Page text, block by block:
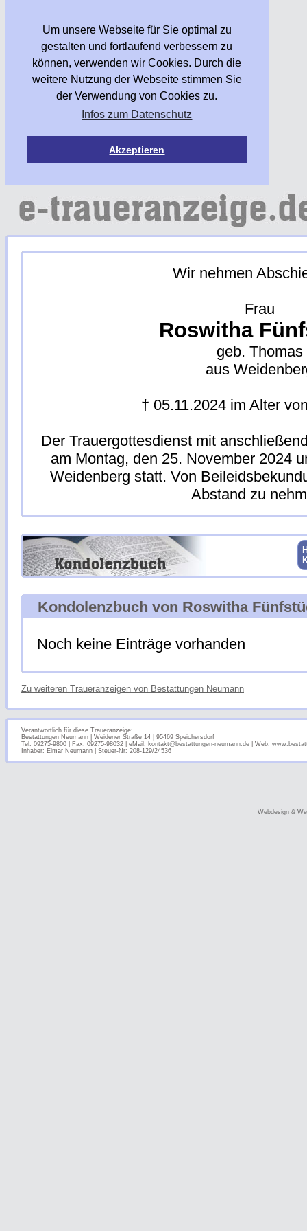
Um unsere Webseite für Sie optimal zu
gestalten und fortlaufend verbessern zu
können, verwenden wir Cookies. Durch die
weitere Nutzung der Webseite stimmen Sie
der Verwendung von Cookies zu.
Infos zum Datenschutz
Akzeptieren
Wir nehmen
Frau
Roswitha
geb. Thomas
aus
† 05.11.2024 im Alter
Der Trauergottesdienst mit
am Montag, den 25. November 2024
Weidenberg statt. Von
Abstand zu
Kondolenzbuch von Roswitha
Noch keine Einträge vorhanden
Zu weiteren Traueranzeigen von Bestattungen Neumann
Verantwortlich für diese Traueranzeige:
Bestattungen Neumann | Weidener Straße 14 | 95469 Speichersdorf
Tel: 09275-9800 | Fax: 09275-98032 | eMail: kontakt@bestattungen-neumann.de | Web:
Inhaber: Elmar Neumann | Steuer-Nr: 208-129/24536
Webdesign &